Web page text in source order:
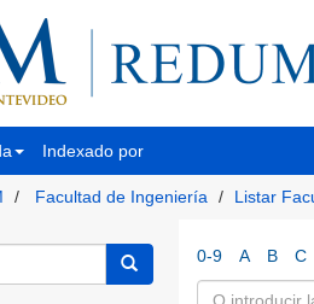
Indexado por
Facultad de Ingeniería Listar
0-9 A B C